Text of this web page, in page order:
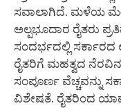
ಸವಾಲಾಗಿದೆ. ಮಳೆಯ
ಅಲ್ಪಭೂದಾರ ರೈತರು
ಸಂದರ್ಭದಲ್ಲಿ
ರೈತರಿಗೆ ಮಹತ್ವದ
ಸಂಪೂರ್ಣ ವೆಚ್ಚವನ್ನು
ವಿಶೇಷತೆ. ರೈತರಿಂದ